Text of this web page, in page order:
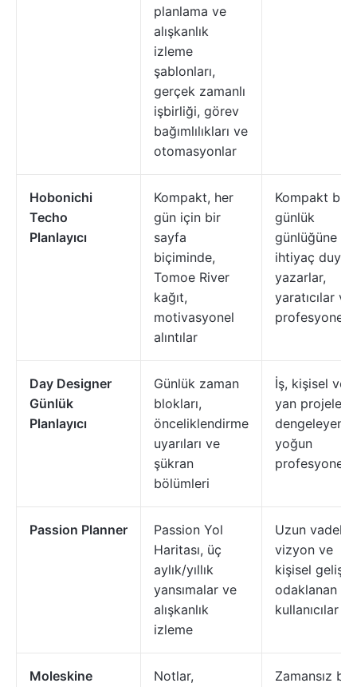
planlama ve
alışkanlık
izleme
şablonları,
gerçek zamanlı
işbirliği, görev
bağımlılıkları ve
otomasyonlar
Hobonichi
Techo
Planlayıcı
Kompakt, her
gün için bir
sayfa
biçiminde,
Tomoe River
kağıt,
motivasyonel
alıntılar
Kompakt bir
günlük
günlüğüne
ihtiyaç duyan
yazarlar,
yaratıcılar ve
Day Designer
Günlük
Planlayıcı
Günlük zaman
blokları,
önceliklendirme
uyarıları ve
şükran
bölümleri
İş, kişisel ve
yan
dengeleyen
yoğun
Passion Planner
Passion Yol
Haritası, üç
aylık/yıllık
yansımalar ve
alışkanlık
izleme
Uzun vadeli
vizyon ve
kişisel
odaklanan
kullanıcılar
Moleskine Notlar, Zamansız bir